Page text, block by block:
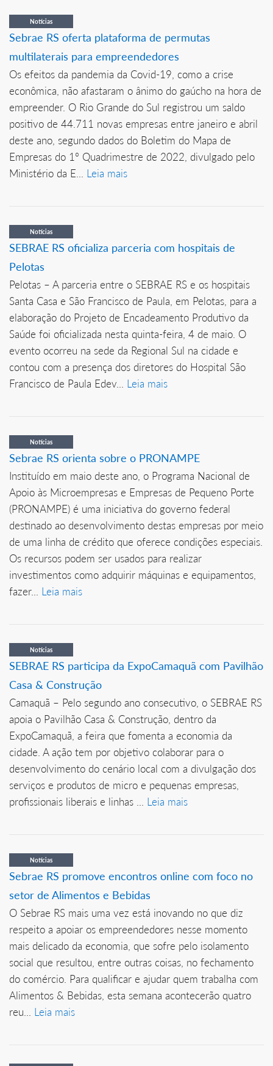
Notícias
Sebrae RS oferta plataforma de permutas
multilaterais para empreendedores
Os efeitos da pandemia da Covid-19, como a crise
econômica, não afastaram o ânimo do gaúcho na hora de
empreender. O Rio Grande do Sul registrou um saldo
positivo de 44.711 novas empresas entre janeiro e abril
deste ano, segundo dados do Boletim do Mapa de
Empresas do 1º Quadrimestre de 2022, divulgado pelo
Ministério da E... Leia mais
Notícias
SEBRAE RS oficializa parceria com hospitais de
Pelotas
Pelotas – A parceria entre o SEBRAE RS e os hospitais
Santa Casa e São Francisco de Paula, em Pelotas, para a
elaboração do Projeto de Encadeamento Produtivo da
Saúde foi oficializada nesta quinta-feira, 4 de maio. O
evento ocorreu na sede da Regional Sul na cidade e
contou com a presença dos diretores do Hospital São
Francisco de Paula Edev... Leia mais
Notícias
Sebrae RS orienta sobre o PRONAMPE
Instituído em maio deste ano, o Programa Nacional de
Apoio às Microempresas e Empresas de Pequeno Porte
(PRONAMPE) é uma iniciativa do governo federal
destinado ao desenvolvimento destas empresas por meio
de uma linha de crédito que oferece condições especiais.
Os recursos podem ser usados para realizar
investimentos como adquirir máquinas e equipamentos,
fazer... Leia mais
Notícias
SEBRAE RS participa da ExpoCamaquã com Pavilhão
Casa & Construção
Camaquã – Pelo segundo ano consecutivo, o SEBRAE RS
apoia o Pavilhão Casa & Construção, dentro da
ExpoCamaquã, a feira que fomenta a economia da
cidade. A ação tem por objetivo colaborar para o
desenvolvimento do cenário local com a divulgação dos
serviços e produtos de micro e pequenas empresas,
profissionais liberais e linhas ... Leia mais
Notícias
Sebrae RS promove encontros online com foco no
setor de Alimentos e Bebidas
O Sebrae RS mais uma vez está inovando no que diz
respeito a apoiar os empreendedores nesse momento
mais delicado da economia, que sofre pelo isolamento
social que resultou, entre outras coisas, no fechamento
do comércio. Para qualificar e ajudar quem trabalha com
Alimentos & Bebidas, esta semana acontecerão quatro
reu... Leia mais